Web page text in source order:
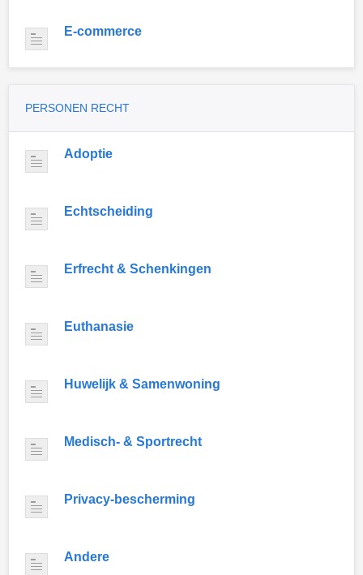
E-commerce
PERSONEN RECHT
Adoptie
Echtscheiding
Erfrecht & Schenkingen
Euthanasie
Huwelijk & Samenwoning
Medisch- & Sportrecht
Privacy-bescherming
Andere